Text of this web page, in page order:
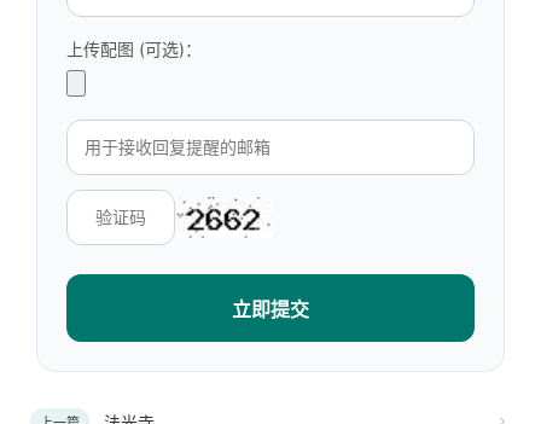
上传配图 (可选)：
立即提交